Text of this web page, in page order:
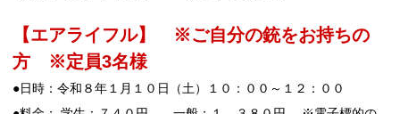
【エアライフル】 ※ご自分の銃をお持ちの
方 ※定員3名様
●日時：令和８年１月１０日（土）１０：００～１２：００